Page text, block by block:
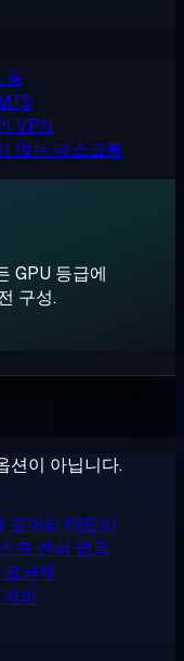
등
VPN
않는 데스크톱
GPU 등급에
구성.
션이 아닙니다.
코어와 메모리
크 전혀 없음
금제
리